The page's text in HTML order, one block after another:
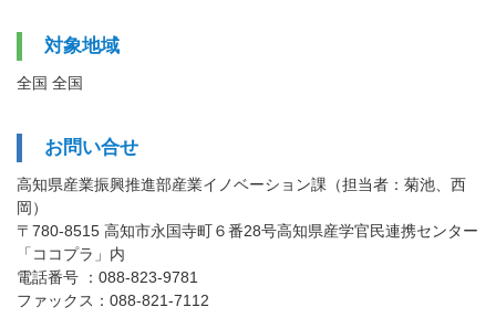
対象地域
全国 全国
お問い合せ
高知県産業振興推進部産業イノベーション課（担当者：菊池、西
岡）
〒780-8515 高知市永国寺町６番28号高知県産学官民連携センター
「ココプラ」内
電話番号 ：088-823-9781
ファックス：088-821-7112